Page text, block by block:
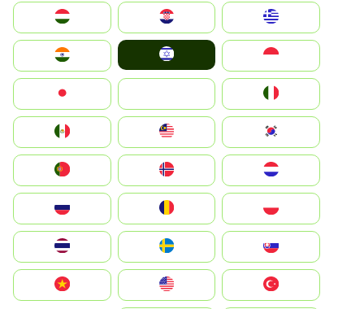
Magyarország
Indonesia
South Korea
Nederland
Slovensko
United States